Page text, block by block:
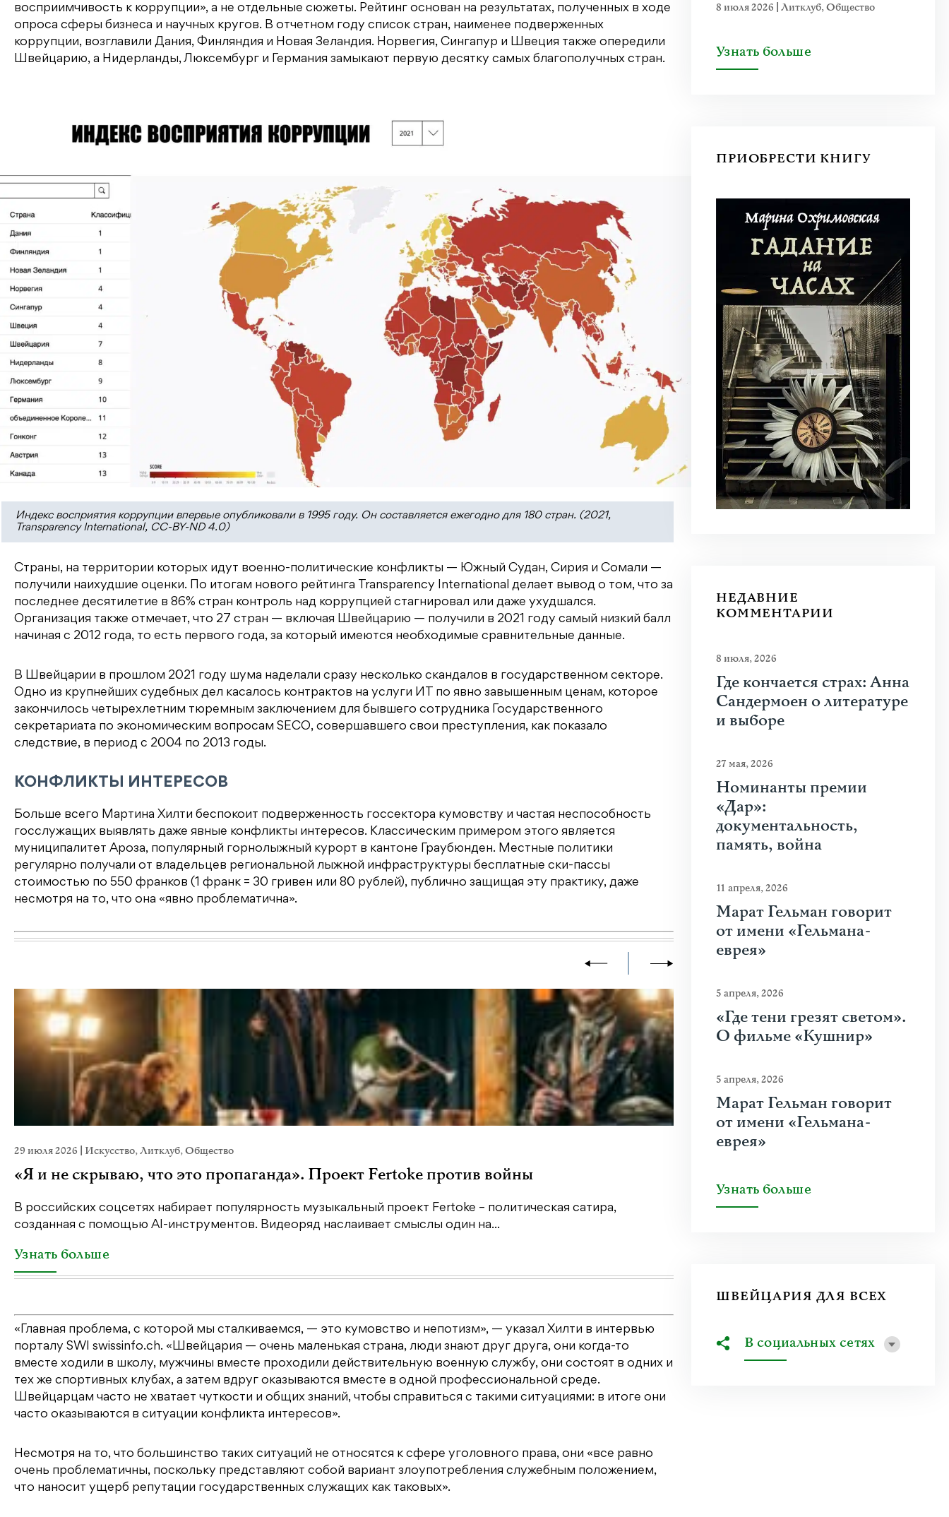
восприимчивость к коррупции», а не отдельные сюжеты. Рейтинг основан на результатах, полученных в ходе
опроса сферы бизнеса и научных кругов. В отчетном году список стран, наименее подверженных
коррупции, возглавили Дания, Финляндия и Новая Зеландия. Норвегия, Сингапур и Швеция также опередили
Швейцарию, а Нидерланды, Люксембург и Германия замыкают первую десятку самых благополучных стран.
Индекс восприятия коррупции впервые опубликовали в 1995 году. Он составляется ежегодно для 180 стран. (2021,
Transparency International, CC-BY-ND 4.0)
Страны, на территории которых идут военно-политические конфликты — Южный Судан, Сирия и Сомали —
получили наихудшие оценки. По итогам нового рейтинга Transparency International делает вывод о том, что за
последнее десятилетие в 86% стран контроль над коррупцией стагнировал или даже ухудшался.
Организация также отмечает, что 27 стран — включая Швейцарию — получили в 2021 году самый низкий балл
начиная с 2012 года, то есть первого года, за который имеются необходимые сравнительные данные.
В Швейцарии в прошлом 2021 году шума наделали сразу несколько скандалов в государственном секторе.
Одно из крупнейших судебных дел касалось контрактов на услуги ИТ по явно завышенным ценам, которое
закончилось четырехлетним тюремным заключением для бывшего сотрудника Государственного
секретариата по экономическим вопросам SECO, совершавшего свои преступления, как показало
следствие, в период с 2004 по 2013 годы.
КОНФЛИКТЫ ИНТЕРЕСОВ
Больше всего Мартина Хилти беспокоит подверженность госсектора кумовству и частая неспособность
госслужащих выявлять даже явные конфликты интересов. Классическим примером этого является
муниципалитет Ароза, популярный горнолыжный курорт в кантоне Граубюнден. Местные политики
регулярно получали от владельцев региональной лыжной инфраструктуры бесплатные ски-пассы
стоимостью по 550 франков (1 франк = 30 гривен или 80 рублей), публично защищая эту практику, даже
несмотря на то, что она «явно проблематична».
29 июля 2026 Искусство,Литклуб,Общество
«Я и не скрываю, что это пропаганда». Проект Fertoke против войны
В российских соцсетях набирает популярность музыкальный проект Fertoke – политическая сатира,
созданная с помощью AI-инструментов. Видеоряд наслаивает смыслы один на...
Узнать больше
22 июля 2026 |Новости
Как меняется работа журналиста после
«Главная проблема, с которой мы сталкиваемся, — это кумовство и непотизм», — указал Хилти в интервью
порталу SWI swissinfo.ch. «Швейцария — очень маленькая страна, люди знают друг друга, они когда-то
вместе ходили в школу, мужчины вместе проходили действительную военную службу, они состоят в одних и
тех же спортивных клубах, а затем вдруг оказываются вместе в одной профессиональной среде.
Швейцарцам часто не хватает чуткости и общих знаний, чтобы справиться с такими ситуациями: в итоге они
часто оказываются в ситуации конфликта интересов».
Несмотря на то, что большинство таких ситуаций не относятся к сфере уголовного права, они «все равно
очень проблематичны, поскольку представляют собой вариант злоупотребления служебным положением,
что наносит ущерб репутации государственных служащих как таковых».
8 июля 2026 Литклуб,Общество
Узнать больше
ПРИОБРЕСТИ КНИГУ
НЕДАВНИЕ
КОММЕНТАРИИ
8 июля, 2026
Где кончается страх: Анна
Сандермоен о литературе
и выборе
27 мая, 2026
Номинанты премии
«Дар»:
документальность,
память, война
11 апреля, 2026
Марат Гельман говорит
от имени «Гельмана-
еврея»
5 апреля, 2026
«Где тени грезят светом».
О фильме «Кушнир»
5 апреля, 2026
Марат Гельман говорит
от имени «Гельмана-
еврея»
Узнать больше
ШВЕЙЦАРИЯ ДЛЯ ВСЕХ
В социальных сетях